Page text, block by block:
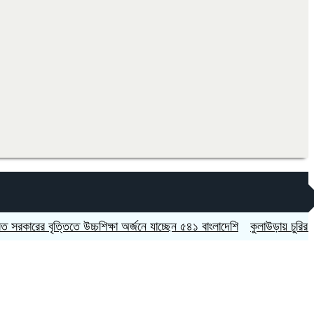
বৃত্তিতে উচ্চশিক্ষা অর্জনে যাচ্ছেন ৫৪১ বাংলাদেশি কুলাউড়ায় চুরির